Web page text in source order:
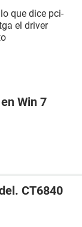
que dice pci-
el driver
Win 7
CT6840